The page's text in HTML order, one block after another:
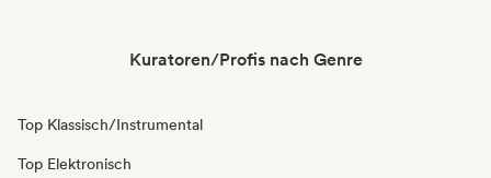
Kuratoren/Profis nach Genre
Top Klassisch/Instrumental
Top Elektronisch